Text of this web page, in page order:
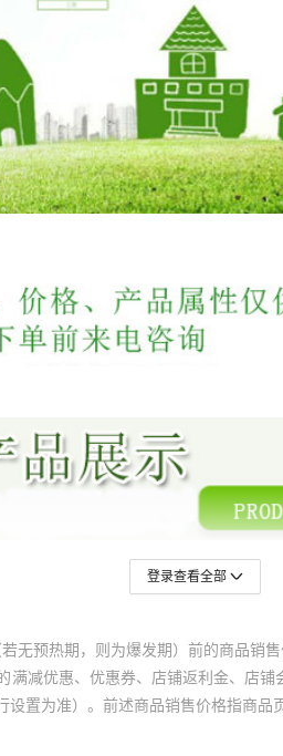
登录查看全部
无预热期，则为爆发期）前的商品
减优惠、优惠券、店铺返利金、店
置为准）。前述商品销售价格指商